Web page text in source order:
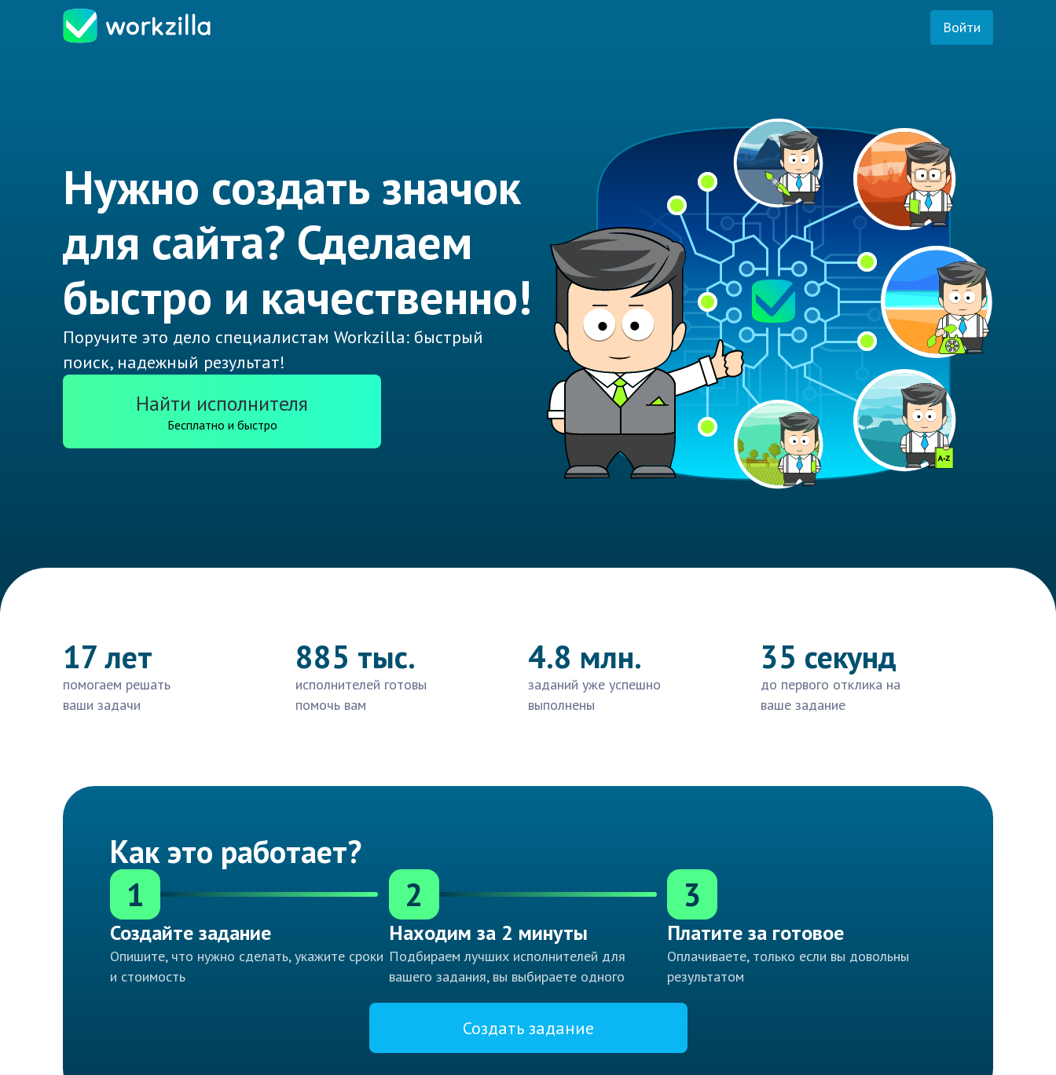
Войти
Нужно создать значок
для сайта? Сделаем
быстро и качественно!
Поручите это дело специалистам Workzilla: быстрый
поиск, надежный результат!
Найти исполнителя
Бесплатно и быстро
17 лет
помогаем решать
ваши задачи
885 тыс.
исполнителей готовы
помочь вам
4.8 млн.
заданий уже успешно
выполнены
35 секунд
до первого отклика на
ваше задание
Как это работает?
1
Создайте задание
Опишите, что нужно сделать, укажите сроки
и стоимость
2
Находим за 2 минуты
Подбираем лучших исполнителей для
вашего задания, вы выбираете одного
3
Платите за готовое
Оплачиваете, только если вы довольны
результатом
Создать задание